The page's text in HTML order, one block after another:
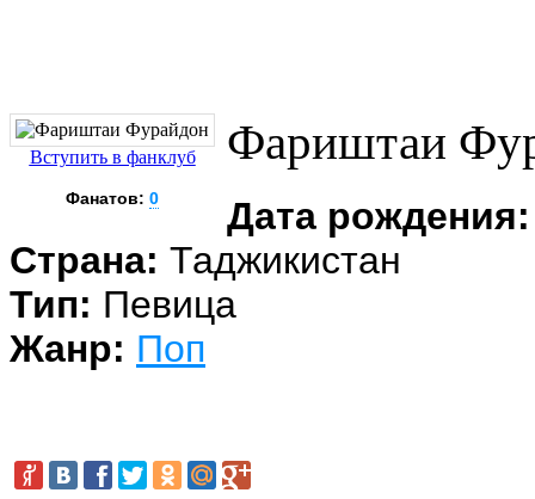
Вступить в фанклуб
Фанатов: 0
Фариштаи
Дата рождения:
Страна: Таджикистан
Тип: Певица
Жанр: Поп